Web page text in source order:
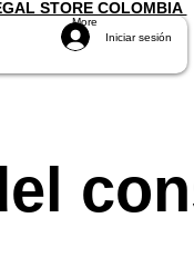
STORE COLOMBIA
More
Iniciar sesión